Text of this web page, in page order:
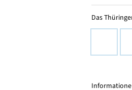
Das